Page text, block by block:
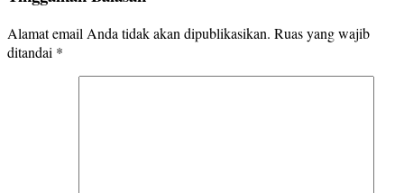
Alamat email Anda tidak akan dipublikasikan. Ruas yang wajib
ditandai *